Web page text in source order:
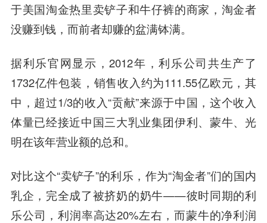
于美国淘金热里卖铲子和牛仔裤的商家，淘金者
没赚到钱，而前者却赚的盆满钵满。
据利乐官网显示，2012年，利乐公司共生产了
1732亿件包装，销售收入约为111.55亿欧元，其
中，超过1/3的收入“贡献”来源于中国，这个收入
体量已经接近中国三大乳业集团伊利、蒙牛、光
明在该年营业额的总和。
对比这个“卖铲子”的利乐，作为“淘金者”们的国内
乳企，完全成了被挤奶的奶牛——彼时同期的利
乐公司，利润率高达20%左右，而蒙牛的净利润